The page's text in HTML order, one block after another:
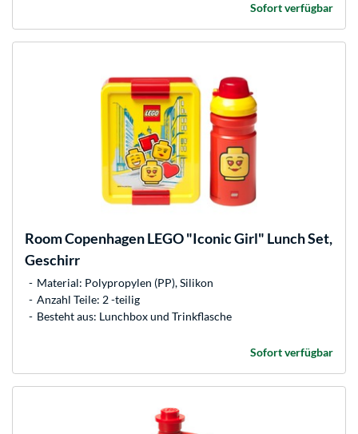
Sofort verfügbar
Room CopenhagenLEGO "Iconic Girl" Lunch Set,
Geschirr
Material: Polypropylen (PP), Silikon
Anzahl Teile: 2 -teilig
Besteht aus: Lunchbox und Trinkflasche
Sofort verfügbar